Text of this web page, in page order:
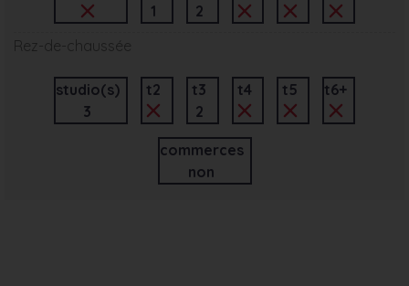
1
2
Rez-de-chaussée
studio(s)
3
t2
t3
2
t4 t5 t6+
commerces
non